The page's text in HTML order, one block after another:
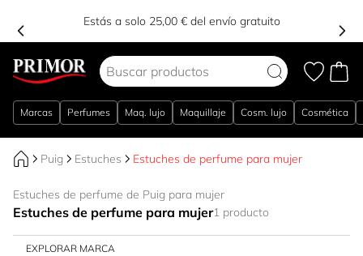
Estás a solo 25,00 € del envío gratuito
Marcas Perfumes Maq. lujo Maquillaje Cosm. lujo Cosmética
Puig Estuches Estuches de perfume para mujer
Estuches de perfume de Puig para mujer
Estuches de perfume para mujer1 producto
EXPLORAR MARCA